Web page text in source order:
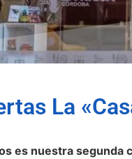
La
es nuestra segunda